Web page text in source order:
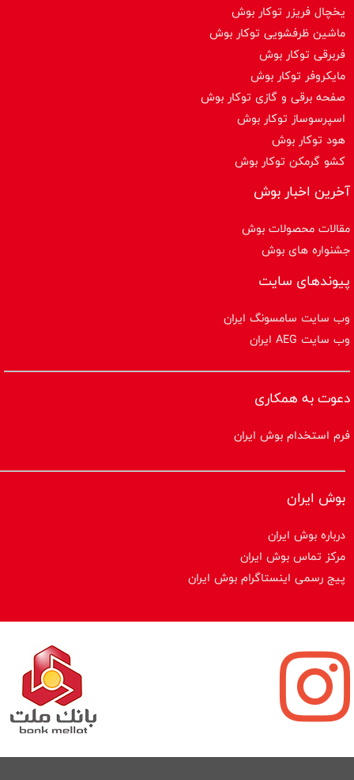
یخچال فریزر توکار بوش
ماشین ظرفشویی توکار بوش
فربرقی توکار بوش
مایکروفر توکار بوش
صفحه برقی و گازی توکار بوش
اسپرسوساز توكار بوش
هود توکار بوش
کشو گرمکن توکار بوش
آخرین اخبار بوش
مقالات محصولات بوش
جشنواره های بوش
پیوندهای سایت
وب سایت سامسونگ ایران
وب سایت AEG ایران
دعوت به همکاری
فرم استخدام بوش ایران
بوش ایران
درباره بوش ایران
مرکز تماس بوش ایران
پیج رسمی اینستاگرام بوش ایران